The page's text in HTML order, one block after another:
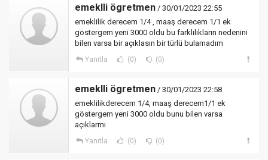
emeklli ögretmen / 30/01/2023 22:55
emeklilik derecem 1/4 , maaş derecem 1/1 ek
göstergem yeni 3000 oldu bu farklılıkların nedenini
bilen varsa bir açıklasın bir türlü bulamadım
Yanıtla (0) (0)
emeklli ögretmen / 30/01/2023 22:58
emeklilikderecem 1/4, maaş derecem1/1 ek
göstergem yeni 3000 oldu bunu bilen varsa
açıklarmı
Yanıtla (0) (0)